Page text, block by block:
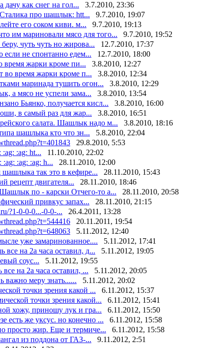
дачу как снег на гол...
3.7.2010, 23:36
про шашлык: htt...
9.7.2010, 19:07
его соком киви. м...
9.7.2010, 19:13
им мариновали мясо для того...
9.7.2010, 19:52
чуть чуть но жирова...
12.7.2010, 17:37
не спонтанно едем...
12.7.2010, 18:00
время жарки кроме пи...
3.8.2010, 12:27
во время жарки кроме п...
3.8.2010, 12:34
маринада тушить огон...
3.8.2010, 12:29
а мясо не успели зама...
3.8.2010, 13:54
Бьянко, получается кисл...
3.8.2010, 16:00
в самый раз для жар...
3.8.2010, 16:51
салата. Шашлык надо м...
3.8.2010, 18:16
шашлыка кто что зн...
5.8.2010, 22:04
29.8.2010, 5:53
:ag: ht...
11.10.2010, 22:02
:ag: :ag: h...
28.11.2010, 12:00
так это в кефире...
28.11.2010, 15:43
рецепт двигателя...
28.11.2010, 18:46
по - карски Отчего-то а...
28.11.2010, 20:58
привкус запах...
28.11.2010, 21:15
?1-0-0-0...-0-0-...
26.4.2011, 13:28
20.11.2011, 19:54
5.11.2012, 12:40
уже замаринованное....
5.11.2012, 17:41
на 2а часа оставил, д...
5.11.2012, 19:05
соус...
5.11.2012, 19:55
на 2а часа оставил, ...
5.11.2012, 20:05
меру знать......
5.11.2012, 20:02
точки зрения какой ...
6.11.2012, 15:37
точки зрения какой...
6.11.2012, 15:41
хожу, приношу лук и гра...
6.11.2012, 15:50
есть же уксус. но конечно ...
6.11.2012, 15:58
просто жир. Еще и термиче...
6.11.2012, 15:58
из поддона от ГАЗ-...
9.11.2012, 2:51